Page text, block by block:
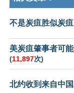
不是炭疽胜似炭
美炭疽肇事者可
(11,897次)
北约收到来自中